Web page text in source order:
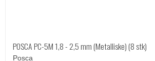
POSCA PC-5M 1,8 - 2,5 mm (Metalliske) (8 stk)
Posca